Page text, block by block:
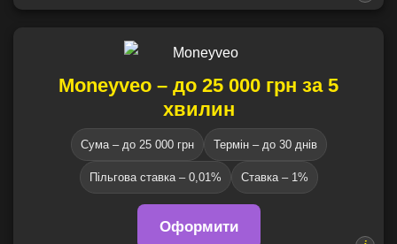
Moneyveo – до 25 000 грн за 5
хвилин
Сума – до 25 000 грн Термін – до 30 днів
Пільгова ставка – 0,01% Ставка – 1%
Оформити